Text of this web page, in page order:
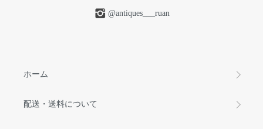
@antiques___ruan
ホーム
配送・送料について